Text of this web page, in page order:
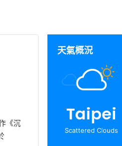
《沉
天氣概況
Taipei
Scattered Clouds